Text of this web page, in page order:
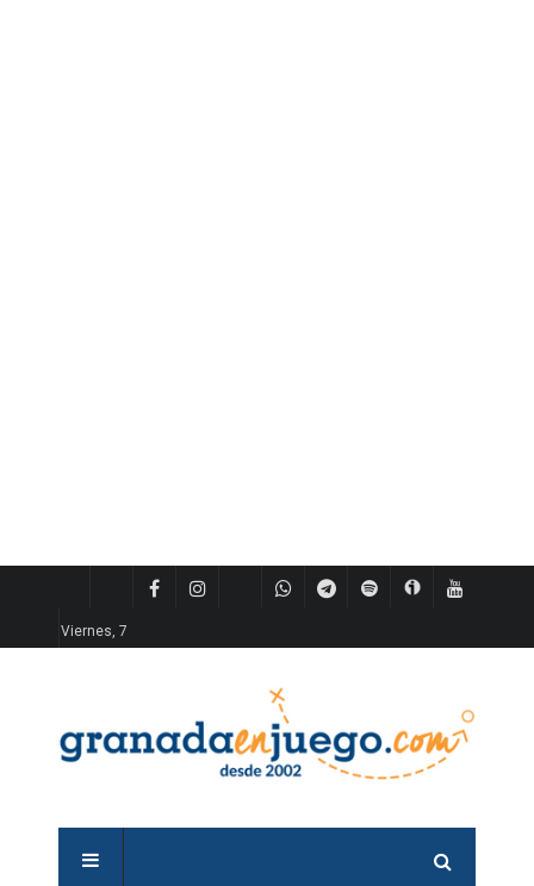
Viernes, 7